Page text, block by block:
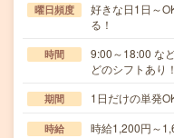
曜日頻度
好きな日1日～
る！
時間
9:00～18:00 な
どのシフトあり
期間 1日だけの単発
時給 時給1,200円～